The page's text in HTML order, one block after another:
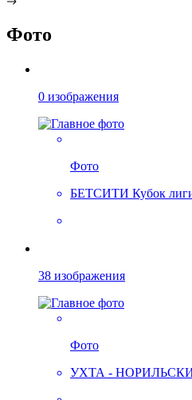
Фото
0 изображения
Фото
БЕТСИТИ Кубок
38 изображения
Фото
УХТА -